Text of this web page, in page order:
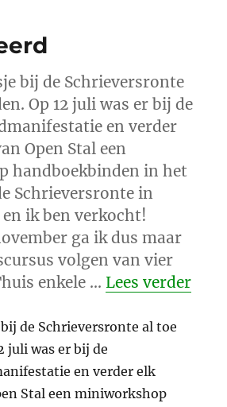
bij de Schrieversronte
Op 12 juli was er bij de
en verder
Open Stal een
handboekbinden in het
Schrieversronte in
ik ben verkocht!
ga ik dus maar
volgen van vier
enkele … Lees verder
de Schrieversronte al toe
juli was er bij de
en verder elk
Stal een miniworkshop